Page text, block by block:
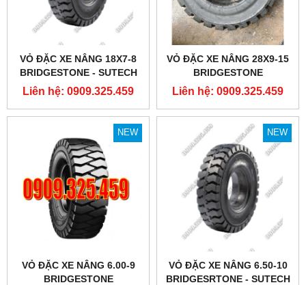
VỎ ĐẶC XE NÂNG 18X7-8
BRIDGESTONE - SUTECH
VIỆT NAM
Liên hệ: 0909.325.459
VỎ ĐẶC XE NÂNG 28X9-15
BRIDGESTONE
Liên hệ: 0909.325.459
NEW
VỎ ĐẶC XE NÂNG 6.00-9
BRIDGESTONE
NEW
VỎ ĐẶC XE NÂNG 6.50-10
BRIDGESRTONE - SUTECH